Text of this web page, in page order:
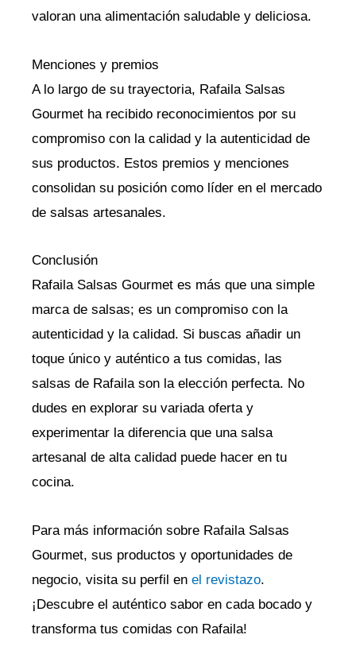
valoran una alimentación saludable y deliciosa.
Menciones y premios
A lo largo de su trayectoria, Rafaila Salsas
Gourmet ha recibido reconocimientos por su
compromiso con la calidad y la autenticidad de
sus productos. Estos premios y menciones
consolidan su posición como líder en el mercado
de salsas artesanales.
Conclusión
Rafaila Salsas Gourmet es más que una simple
marca de salsas; es un compromiso con la
autenticidad y la calidad. Si buscas añadir un
toque único y auténtico a tus comidas, las
salsas de Rafaila son la elección perfecta. No
dudes en explorar su variada oferta y
experimentar la diferencia que una salsa
artesanal de alta calidad puede hacer en tu
cocina.
Para más información sobre Rafaila Salsas
Gourmet, sus productos y oportunidades de
negocio, visita su perfil en el revistazo.
¡Descubre el auténtico sabor en cada bocado y
transforma tus comidas con Rafaila!